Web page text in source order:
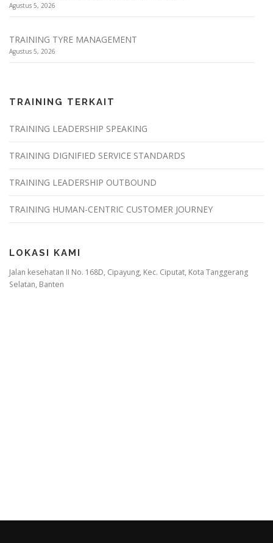
Agustus 5, 2026
TRAINING TYRE MANAGEMENT
Agustus 5, 2026
TRAINING TERKAIT
TRAINING LEADERSHIP SPEAKING
TRAINING DIGNIFIED SERVICE STANDARDS
TRAINING LEADERSHIP OUTBOUND
TRAINING HUMAN-CENTRIC CUSTOMER JOURNEY
LOKASI KAMI
Jalan kesehatan II No. 168D, Cipayung, Kec. Ciputat, Kota Tanggerang
Selatan, Banten